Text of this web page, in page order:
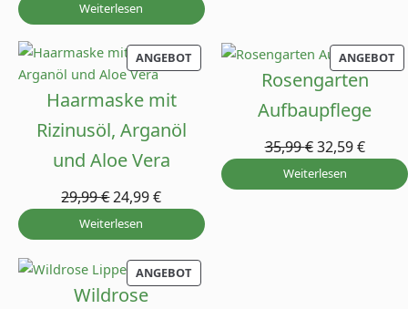
Weiterlesen
ANGEBOTPRODUKT
IM
Haarmaske mit
Rizinusöl, Arganöl
und Aloe Vera
29,99€24,99€
Weiterlesen
ANGEBOT
Rosengarten
Aufbaupflege
35,99€ 32,59€
Weiterlesen
ANGEBOTPRODUKT
IM
Wildrose